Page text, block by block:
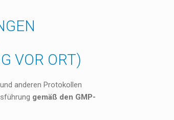
VOR ORT)
anderen Protokollen
gemäß den GMP-